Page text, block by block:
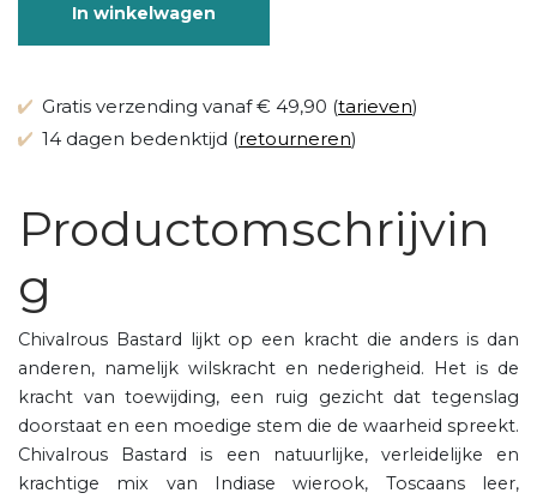
In winkelwagen
Gratis verzending vanaf € 49,90 (tarieven)
14 dagen bedenktijd (retourneren)
Productomschrijvin
g
Chivalrous Bastard lijkt op een kracht die anders is dan
anderen, namelijk wilskracht en nederigheid. Het is de
kracht van toewijding, een ruig gezicht dat tegenslag
doorstaat en een moedige stem die de waarheid spreekt.
Chivalrous Bastard is een natuurlijke, verleidelijke en
krachtige mix van Indiase wierook, Toscaans leer,